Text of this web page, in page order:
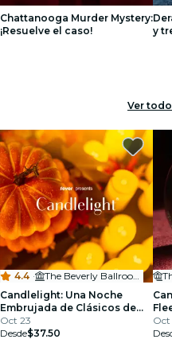
Chattanooga Murder Mystery:
¡Resuelve el caso!
y
Ver todo
4.4 ·
The Beverly Ballroom at Hotel Chalet
Candlelight: Una Noche
Embrujada de Clásicos de
Halloween
Oct 23
Desde$37.50
Oct